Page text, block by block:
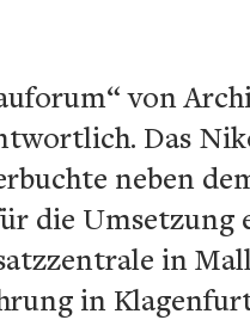
von
Das
neben
die Umsetzung
in
in